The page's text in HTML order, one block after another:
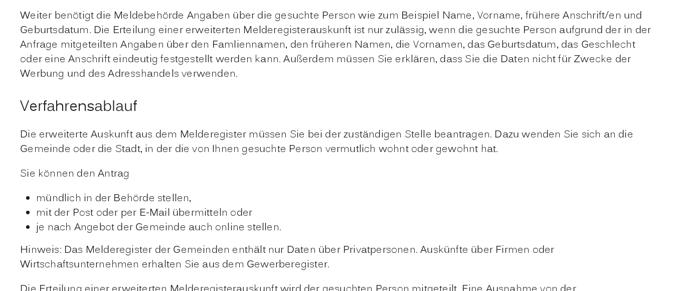
Weiter benötigt die Meldebehörde Angaben über die gesuchte Person wie zum Beispiel Name, Vorname, frühere Anschrift/en und
Geburtsdatum. Die Erteilung einer erweiterten Melderegisterauskunft ist nur zulässig, wenn die gesuchte Person aufgrund der in der
Anfrage mitgeteilten Angaben über den Famliennamen, den früheren Namen, die Vornamen, das Geburtsdatum, das Geschlecht
oder eine Anschrift eindeutig festgestellt werden kann. Außerdem müssen Sie erklären, dass Sie die Daten nicht für Zwecke der
Werbung und des Adresshandels verwenden.
Verfahrensablauf
Die erweiterte Auskunft aus dem Melderegister müssen Sie bei der zuständigen Stelle beantragen. Dazu wenden Sie sich an die
Gemeinde oder die Stadt, in der die von Ihnen gesuchte Person vermutlich wohnt oder gewohnt hat.
Sie können den Antrag
mündlich in der Behörde stellen,
mit der Post oder per E-Mail übermitteln oder
je nach Angebot der Gemeinde auch online stellen.
Hinweis: Das Melderegister der Gemeinden enthält nur Daten über Privatpersonen. Auskünfte über Firmen oder
Wirtschaftsunternehmen erhalten Sie aus dem Gewerberegister.